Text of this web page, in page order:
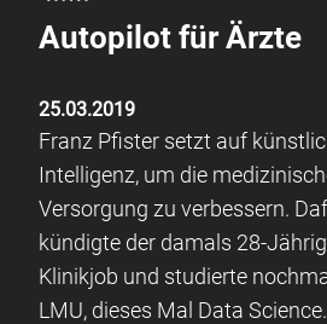
Autopilot für Ärzte
25.03.2019
Franz Pfister setzt auf
Intelligenz, um die
Versorgung zu verbessern.
kündigte der damals 28-
Klinikjob und studierte
LMU, dieses Mal Data